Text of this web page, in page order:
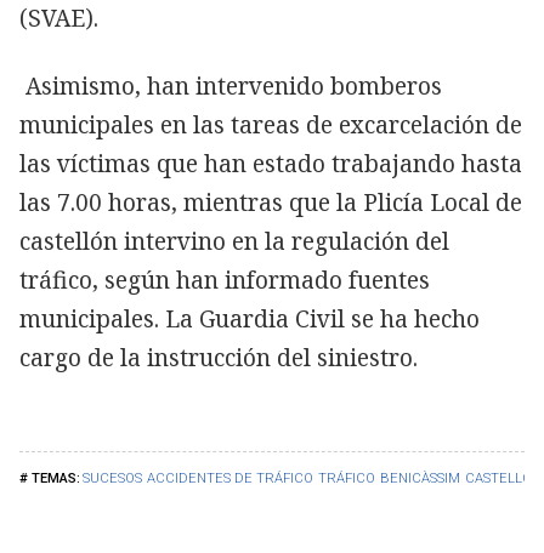
SUCESOS ACCIDENTES DE TRÁFICO TRÁFICO BENICÀSSIM CASTELLÓN
(SVAE).
Asimismo, han intervenido bomberos
municipales en las tareas de excarcelación de
las víctimas que han estado trabajando hasta
las 7.00 horas, mientras que la Plicía Local de
castellón intervino en la regulación del
tráfico, según han informado fuentes
municipales. La Guardia Civil se ha hecho
cargo de la instrucción del siniestro.